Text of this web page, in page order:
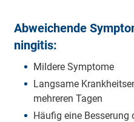
Ab­wei­chen­de
nin­gi­tis:
Mil­de­re Symp­to­me
Lang­sa­me
meh­re­ren Ta­gen
Häu­fig ei­ne Bes­se­rung